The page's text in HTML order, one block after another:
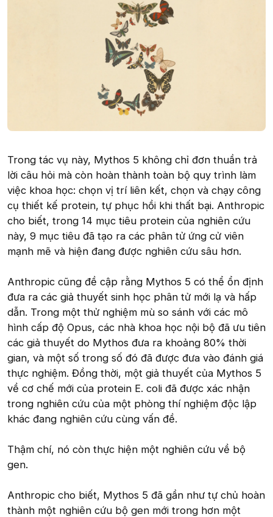
Trong tác vụ này, Mythos 5 không chỉ đơn thuần trả
lời câu hỏi mà còn hoàn thành toàn bộ quy trình làm
việc khoa học: chọn vị trí liên kết, chọn và chạy công
cụ thiết kế protein, tự phục hồi khi thất bại. Anthropic
cho biết, trong 14 mục tiêu protein của nghiên cứu
này, 9 mục tiêu đã tạo ra các phân tử ứng cử viên
mạnh mẽ và hiện đang được nghiên cứu sâu hơn.
Anthropic cũng đề cập rằng Mythos 5 có thể ổn định
đưa ra các giả thuyết sinh học phân tử mới lạ và hấp
dẫn. Trong một thử nghiệm mù so sánh với các mô
hình cấp độ Opus, các nhà khoa học nội bộ đã ưu tiên
các giả thuyết do Mythos đưa ra khoảng 80% thời
gian, và một số trong số đó đã được đưa vào đánh giá
thực nghiệm. Đồng thời, một giả thuyết của Mythos 5
về cơ chế mới của protein E. coli đã được xác nhận
trong nghiên cứu của một phòng thí nghiệm độc lập
khác đang nghiên cứu cùng vấn đề.
Thậm chí, nó còn thực hiện một nghiên cứu về bộ
gen.
Anthropic cho biết, Mythos 5 đã gần như tự chủ hoàn
thành một nghiên cứu bộ gen mới trong hơn một